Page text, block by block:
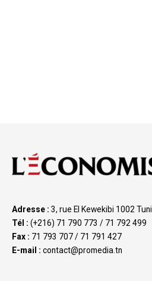
Adresse : 3, rue El Kewekibi 1002
Tél : (+216) 71 790 773 / 71 792 499
Fax : 71 793 707 / 71 791 427
E-mail : contact@promedia.tn